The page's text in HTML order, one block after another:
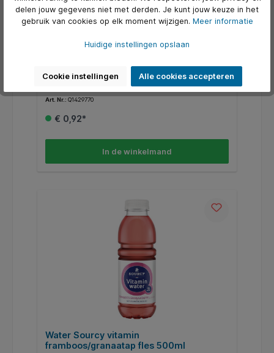
Water Sourcy rood petfles 500ml
* Sourcy sprankelend mineraalwater is van nature
zuiver en heeft een zacht karakter door de
evenwichtige mineralenbalans. * Licht
sprankelend mineraalwater
Art. Nr.: Q1429770
€ 0,92*
In de winkelmand
Water Sourcy vitamin
framboos/granaatap fles 500ml
delen jouw gegevens niet met derden. Je kunt jouw keuze in het
gebruik van cookies op elk moment wijzigen. Meer informatie
Huidige instellingen opslaan
Cookie instellingen Alle cookies accepteren